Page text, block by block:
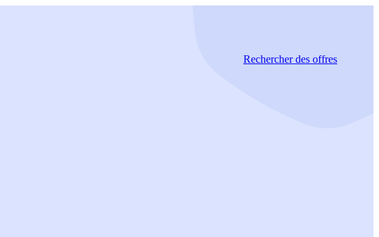
Rechercherdes offres